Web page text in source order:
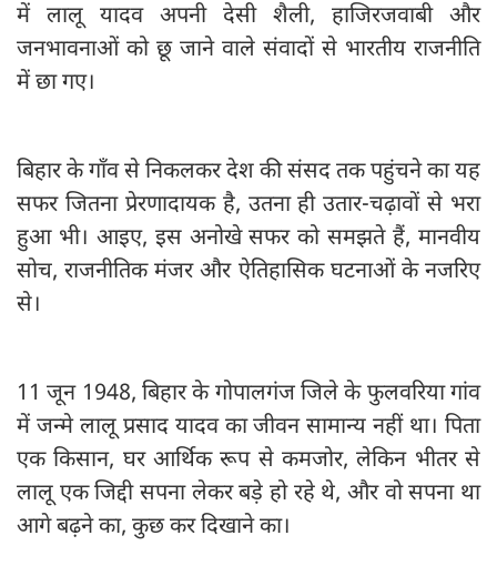
में लालू यादव अपनी देसी शैली, हाजिरजवाबी और
जनभावनाओं को छू जाने वाले संवादों से भारतीय राजनीति
में छा गए।
बिहार के गाँव से निकलकर देश की संसद तक पहुंचने का यह
सफर जितना प्रेरणादायक है, उतना ही उतार-चढ़ावों से भरा
हुआ भी। आइए, इस अनोखे सफर को समझते हैं, मानवीय
सोच, राजनीतिक मंजर और ऐतिहासिक घटनाओं के नजरिए
से।
11 जून 1948, बिहार के गोपालगंज जिले के फुलवरिया गांव
में जन्मे लालू प्रसाद यादव का जीवन सामान्य नहीं था। पिता
एक किसान, घर आर्थिक रूप से कमजोर, लेकिन भीतर से
लालू एक जिद्दी सपना लेकर बड़े हो रहे थे, और वो सपना था
आगे बढ़ने का, कुछ कर दिखाने का।